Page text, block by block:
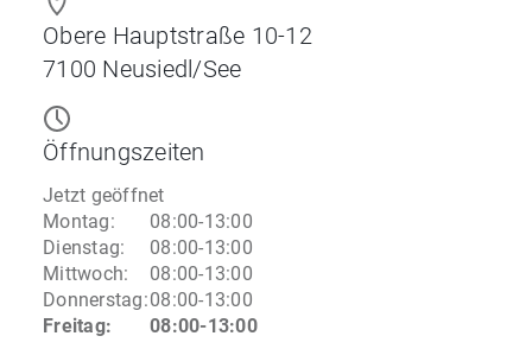
Obere Hauptstraße 10-12
7100 Neusiedl/See
Öffnungszeiten
Jetzt geöffnet
Montag:
08:00-13:00
Dienstag:
08:00-13:00
Mittwoch:
08:00-13:00
Donnerstag:08:00-13:00
Freitag: 08:00-13:00